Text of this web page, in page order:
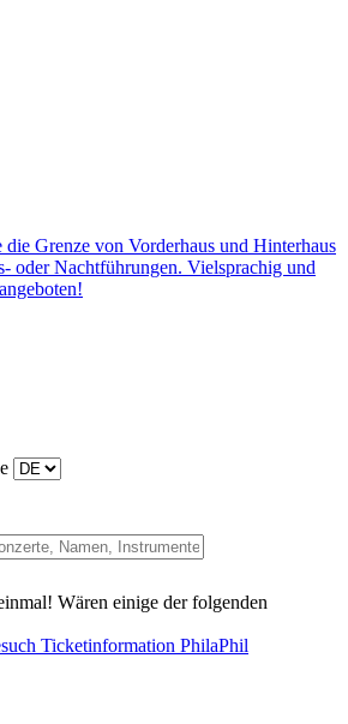
die Grenze von Vorderhaus und Hinterhaus
oder Nachtführungen. Vielsprachig und
Wären einige der folgenden
Ticketinformation PhilaPhil